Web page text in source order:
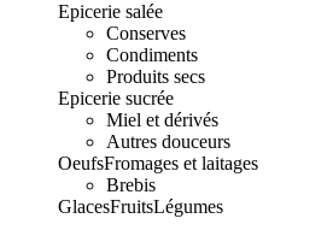
Epicerie salée
Conserves
Condiments
Produits secs
Epicerie sucrée
Miel et dérivés
Autres douceurs
OeufsFromages et laitages
Brebis
GlacesFruitsLégumes